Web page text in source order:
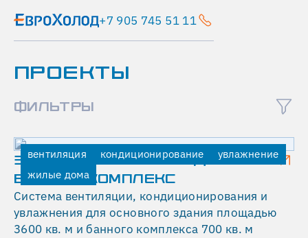
+7 905 745 51 11
ПРОЕКТЫ
ФИЛЬТРЫ
вентиляция кондиционирование
увлажнение
жилые дома
ЗАГОРОДНЫЙ ЖИЛОЙ ДОМ И
БАННЫЙ КОМПЛЕКС
Система вентиляции, кондиционирования и
увлажнения для основного здания площадью
3600 кв. м и банного комплекса 700 кв. м